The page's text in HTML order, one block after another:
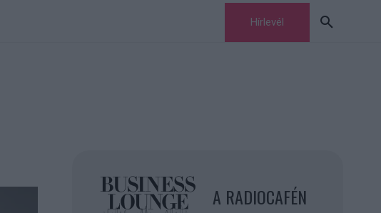
Hírlevél
A RADIOCAFÉN